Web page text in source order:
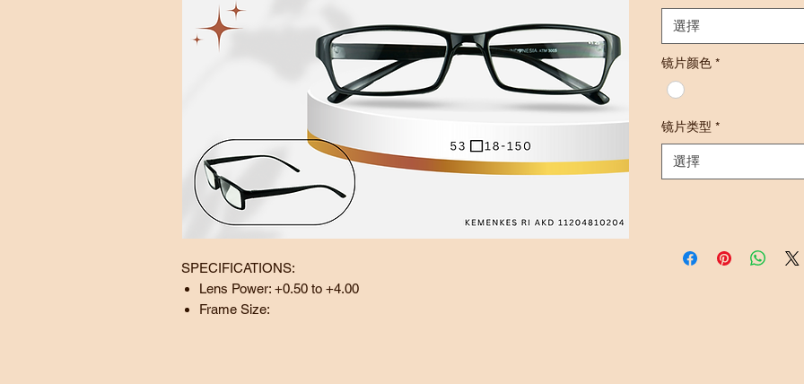
SPECIFICATIONS:
Lens Power: +0.50 to +4.00
Frame Size:
選擇
镜片颜色 *
镜片类型 *
選擇